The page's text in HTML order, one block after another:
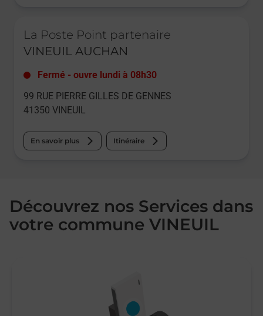
La Poste Point partenaire
VINEUIL AUCHAN
Fermé - ouvre lundi à 08h30
99 RUE PIERRE GILLES DE GENNES
41350 VINEUIL
En savoir plus Itinéraire
Découvrez nos Services dans
votre commune VINEUIL